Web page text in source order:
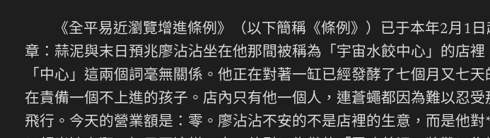
《全平易近瀏覽增進條例》（以下簡稱《條例》）已于本年2月1
章：蒜泥與末日預兆廖沾沾坐在他那間被稱為「宇宙水餃中心」的店
「中心」這兩個詞毫無關係。他正在對著一缸已經發酵了七個月又七
在責備一個不上進的孩子。店內只有他一個人，連蒼蠅都因為難以忍受
飛行。今天的營業額是：零。廖沾沾不安的不是店裡的生意，而是他